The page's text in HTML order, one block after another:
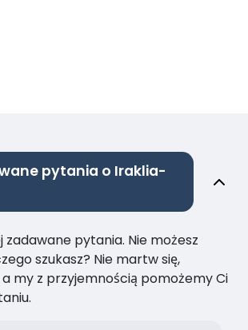
pytania o Iraklia-
zadawane pytania. Nie możesz
szukasz? Nie martw się,
my z przyjemnością pomożemy Ci